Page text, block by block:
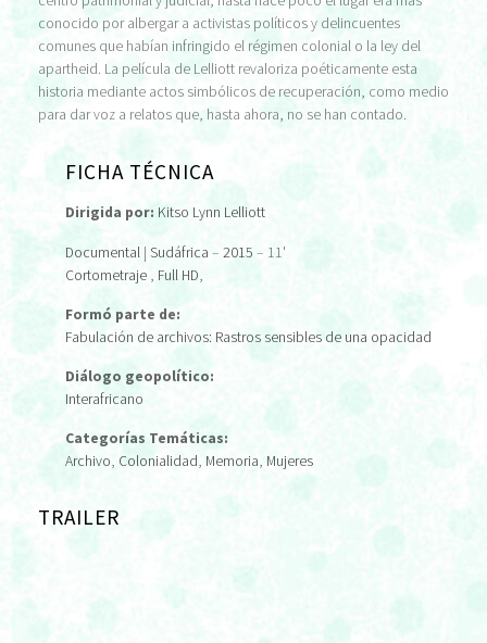
conocido por albergar a activistas políticos y delincuentes
comunes que habían infringido el régimen colonial o la ley del
apartheid. La película de Lelliott revaloriza poéticamente esta
historia mediante actos simbólicos de recuperación, como medio
para dar voz a relatos que, hasta ahora, no se han contado.
FICHA TÉCNICA
Dirigida por: Kitso Lynn Lelliott
Documental | Sudáfrica – 2015 – 11'
Cortometraje , Full HD,
Formó parte de:
Fabulación de archivos: Rastros sensibles de una opacidad
Diálogo geopolítico:
Interafricano
Categorías Temáticas:
Archivo, Colonialidad, Memoria, Mujeres
TRAILER